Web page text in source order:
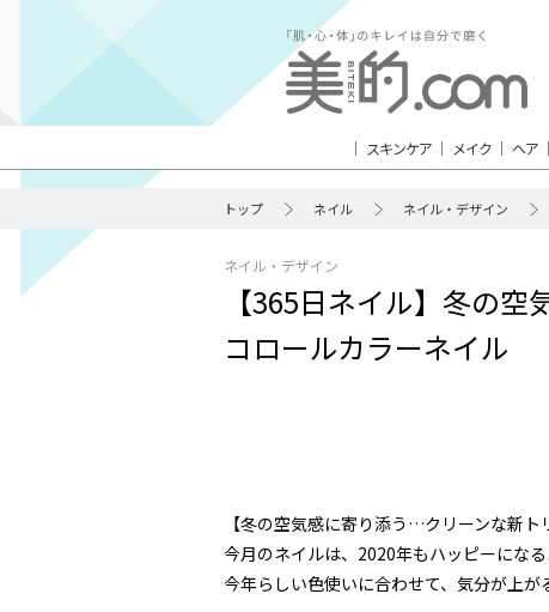
スキンケア メイク ヘア
トップ ネイル ネイル・デザイン
ネイル・デザイン
【365日ネイル】冬の
コロールカラーネイル
【冬の空気感に寄り添う…クリーンな新ト
今月のネイルは、2020年もハッピーにな
今年らしい色使いに合わせて、気分が上が